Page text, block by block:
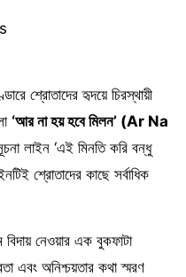
শ্রোতাদের হৃদয়ে চিরস্থায়ী
‘আর না হয় হবে মিলন’ (Ar Na
লাইন ‘এই মিনতি করি বন্ধু
শ্রোতাদের কাছে সর্বাধিক
নেওয়ার এক বুকফাটা
এবং অনিশ্চয়তার কথা স্মরণ